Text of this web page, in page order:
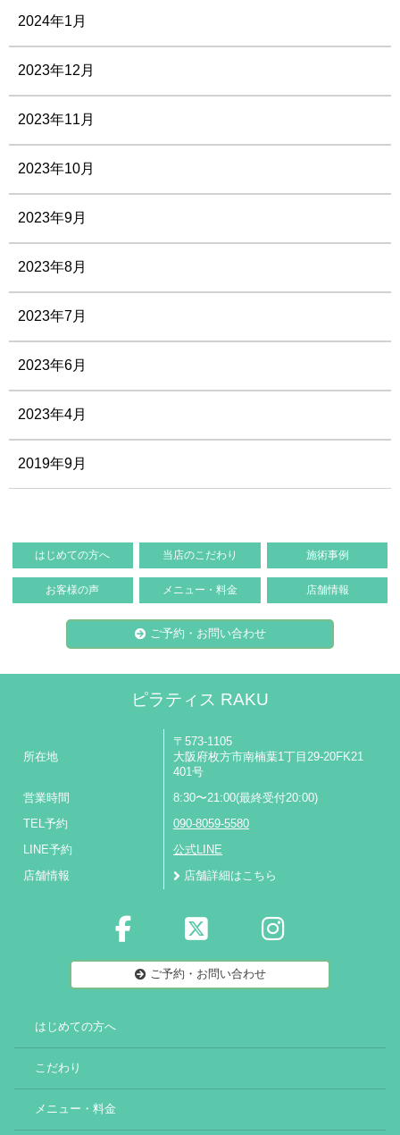
2024年1月
2023年12月
2023年11月
2023年10月
2023年9月
2023年8月
2023年7月
2023年6月
2023年4月
2019年9月
はじめての方へ 当店のこだわり 施術事例
お客様の声 メニュー・料金 店舗情報
ご予約・お問い合わせ
ピラティス RAKU
所在地
〒573-1105
大阪府枚方市南楠葉1丁目29-20FK21
401号
営業時間 8:30〜21:00(最終受付20:00)
TEL予約 090-8059-5580
LINE予約 公式LINE
店舗情報 店舗詳細はこちら
ご予約・お問い合わせ
はじめての方へ
こだわり
メニュー・料金